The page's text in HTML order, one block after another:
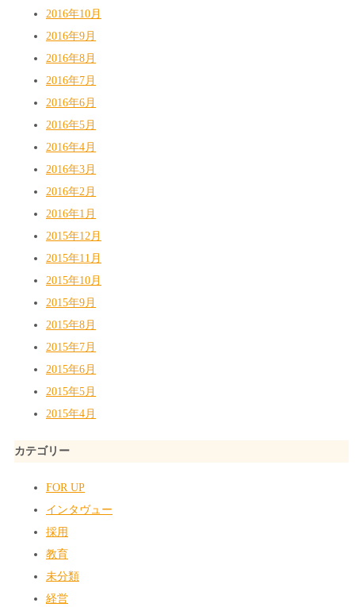
2016年10月
2016年9月
2016年8月
2016年7月
2016年6月
2016年5月
2016年4月
2016年3月
2016年2月
2016年1月
2015年12月
2015年11月
2015年10月
2015年9月
2015年8月
2015年7月
2015年6月
2015年5月
2015年4月
カテゴリー
FOR UP
インタヴュー
採用
教育
未分類
経営